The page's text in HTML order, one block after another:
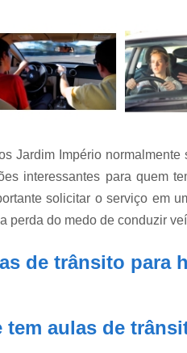
Cnh
Primeira
Jardim Império
interessantes para quem
solicitar o serviço em
perda do medo de conduzir
de trânsito para
tem aulas de